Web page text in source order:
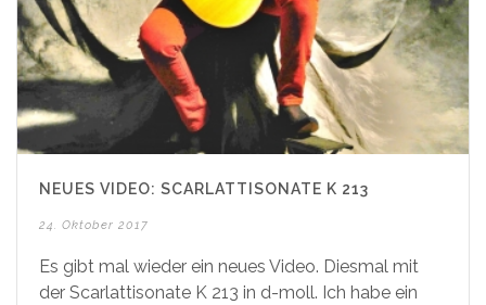
NEUES VIDEO: SCARLATTISONATE K 213
24. Oktober 2017
Es gibt mal wieder ein neues Video. Diesmal mit
der Scarlattisonate K 213 in d-moll. Ich habe ein